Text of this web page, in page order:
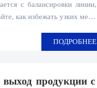
с балансировки линии,
как избежать узких мест,
ПОДРОБНЕЕ
продукции с